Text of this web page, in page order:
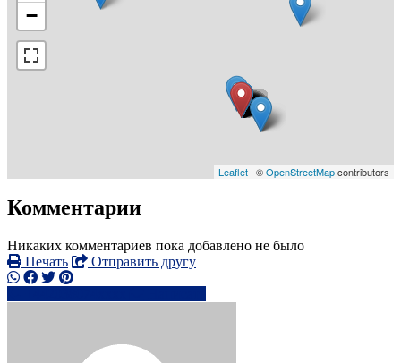
−
Leaflet | ©OpenStreetMapcontributors
Комментарии
Никаких комментариев пока добавлено не было
Печать
Отправить другу